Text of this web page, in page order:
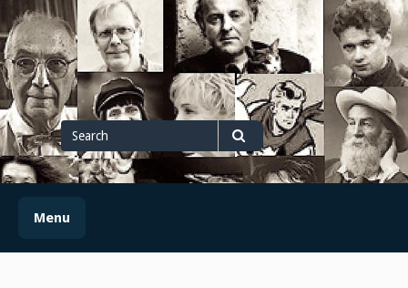
Skip
to
content
Search
for
Search
Menu